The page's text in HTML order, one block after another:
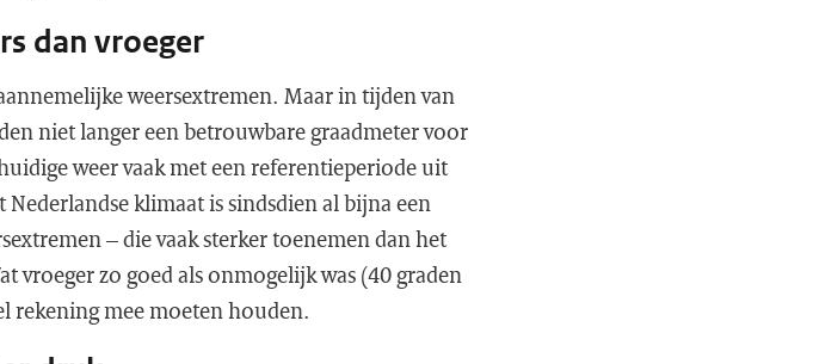
dan vroeger
weersextremen. Maar in tijden van
niet langer een betrouwbare graadmeter voor
weer vaak met een referentieperiode uit
klimaat is sindsdien al bijna een
– die vaak sterker toenemen dan het
vroeger zo goed als onmogelijk was (40 graden
rekening mee moeten houden.